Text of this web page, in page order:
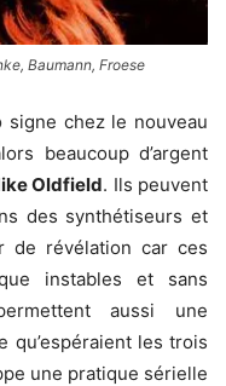
Baumann, Froese
signe chez le nouveau
beaucoup d’argent
Oldfield. Ils peuvent
des synthétiseurs et
de révélation car ces
instables et sans
aussi une
qu’espéraient les trois
une pratique sérielle